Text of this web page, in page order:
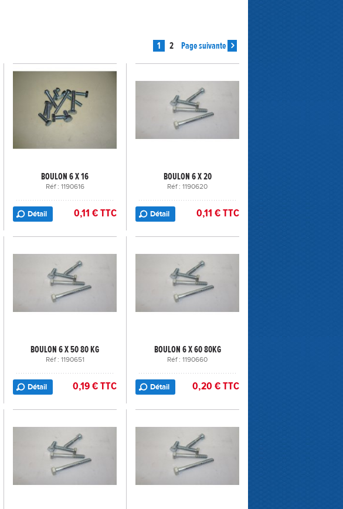
1 2 Page suivante
BOULON 6 X 16
Réf : 1190616
Détail 0,11 € TTC
BOULON 6 X 20
Réf : 1190620
Détail 0,11 € TTC
BOULON 6 X 50 80 KG
Réf : 1190651
Détail 0,19 € TTC
BOULON 6 X 60 80KG
Réf : 1190660
Détail 0,20 € TTC